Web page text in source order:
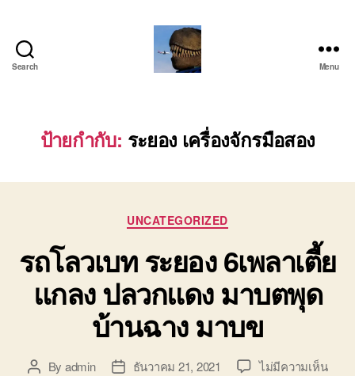
Search
เบท
เฉพาะ
พิเศษ
เครื่องจักร
โทร
0818900005
Menu
ป้ายกำกับ: ระยอง เครื่องจักรมือสอง
Categories
UNCATEGORIZED
รถโลวเบท ระยอง 6เพลาเตี้ย
แกลง ปลวกแดง มาบตพุด
บ้านฉาง มาบข
PostBy admin
Postธันวาคม 21, 2021 ไม่มีความเห็นบน